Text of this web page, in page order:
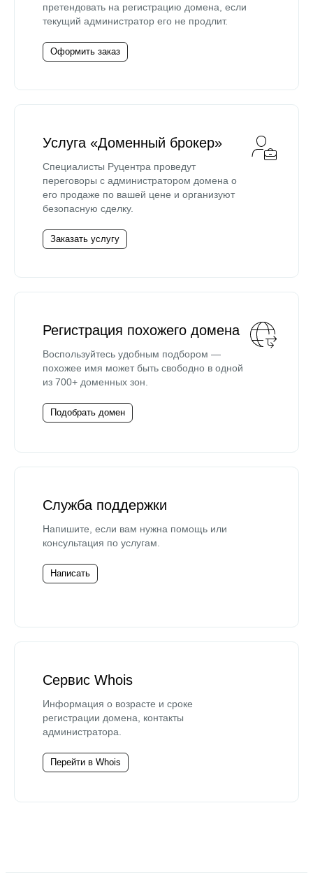
претендовать на регистрацию домена, если
текущий администратор его не продлит.
Оформить заказ
Услуга «Доменный брокер»
Специалисты Руцентра проведут
переговоры с администратором домена о
его продаже по вашей цене и организуют
безопасную сделку.
Заказать услугу
Регистрация похожего домена
Воспользуйтесь удобным подбором —
похожее имя может быть свободно в одной
из 700+ доменных зон.
Подобрать домен
Служба поддержки
Напишите, если вам нужна помощь или
консультация по услугам.
Написать
Сервис Whois
Информация о возрасте и сроке
регистрации домена, контакты
администратора.
Перейти в Whois